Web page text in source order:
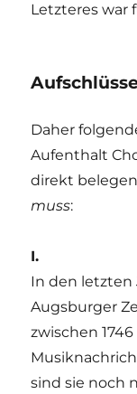
Letzteres war
Daher
Aufenthalt
direkt
muss:
I.
In den letzten
Augsburger
zwischen
sind sie noch